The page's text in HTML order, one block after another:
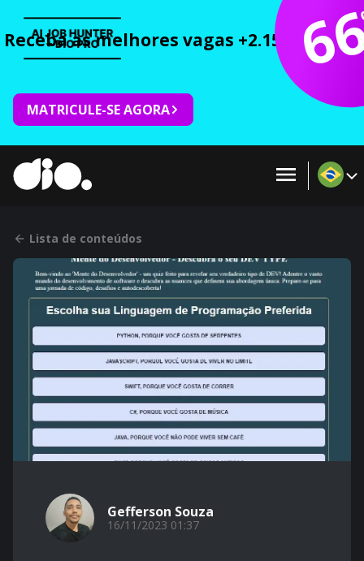
Receba as melhores vagas +2.150 cursos
MATRICULE-SE AGORA
Lista de conteúdos
Gefferson Souza
16/11/2023 01:37